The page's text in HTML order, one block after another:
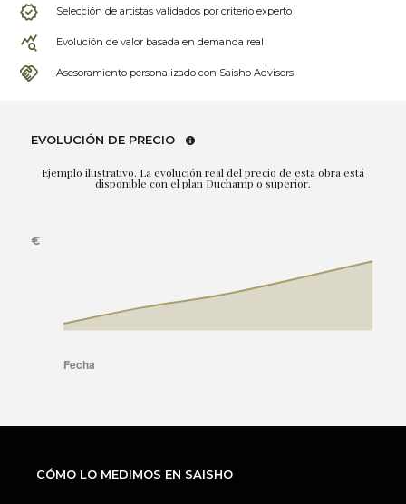
Selección de artistas validados por criterio experto
Evolución de valor basada en demanda real
Asesoramiento personalizado con Saisho Advisors
EVOLUCIÓN DE PRECIO
Ejemplo ilustrativo. La evolución real del precio de esta obra está
disponible con el plan Duchamp o superior.
CÓMO LO MEDIMOS EN SAISHO